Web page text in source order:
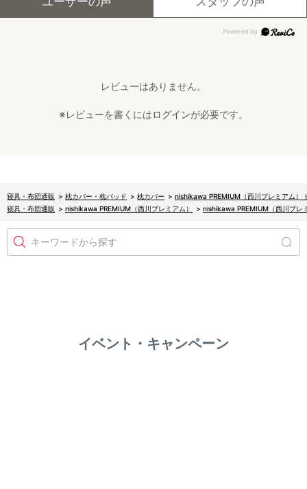
レビューはありません。
※レビューを書くにはログインが必要です。
寝具・布団通販 > 枕カバー・枕パッド > 枕カバー > nishikawa PREMIUM（西川プレミアム）
寝具・布団通販 > nishikawa PREMIUM（西川プレミアム） > nishikawa PREMIUM（西川プレ
キーワードから探す
イベント・キャンペーン